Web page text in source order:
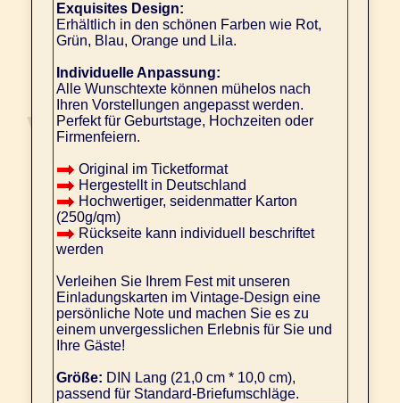
Exquisites Design:
Erhältlich in den schönen Farben wie Rot,
Grün, Blau, Orange und Lila.
Individuelle Anpassung:
Alle Wunschtexte können mühelos nach
Ihren Vorstellungen angepasst werden.
Perfekt für Geburtstage, Hochzeiten oder
Firmenfeiern.
Original im Ticketformat
Hergestellt in Deutschland
Hochwertiger, seidenmatter Karton
(250g/qm)
Rückseite kann individuell beschriftet
werden
Verleihen Sie Ihrem Fest mit unseren
Einladungskarten im Vintage-Design eine
persönliche Note und machen Sie es zu
einem unvergesslichen Erlebnis für Sie und
Ihre Gäste!
Größe: DIN Lang (21,0 cm * 10,0 cm),
passend für Standard-Briefumschläge.